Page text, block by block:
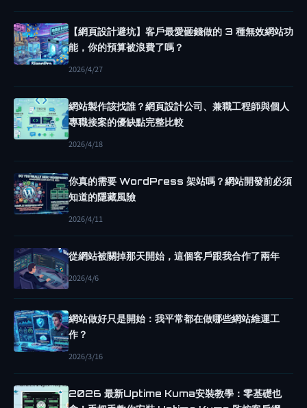
學
網
站
控
C
O
P
U
T
E
N
G
N
E
I
【網頁設計避坑】客戶最愛砸錢做的 3 種無效網站功
能，你的預算被浪費了嗎？
2026/4/27
網站製作該找誰？網頁設計公司、兼職工程師與個人
專職接案的優缺點完整比較
2026/4/18
你真的需要 WordPress 架站嗎？網站開發前必須
知道的隱藏風險
2026/4/11
從網站被關掉那天開始，這個客戶跟我合作了兩年
2026/4/6
網站做好只是開始：我平常都在做哪些網站維運工
作？
2026/3/16
2026 最新Uptime Kuma安裝教學：零基礎也